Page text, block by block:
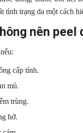
tình trạng da một cách
nên peel
cấp tính.
mủ.
trùng.
hở.